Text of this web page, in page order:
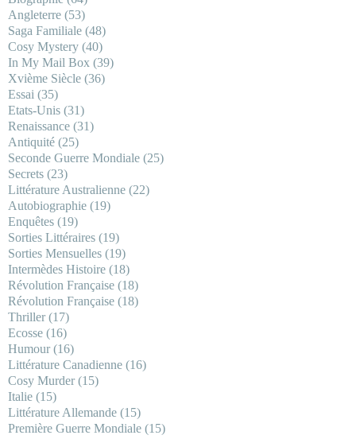
Angleterre (53)
Saga Familiale (48)
Cosy Mystery (40)
In My Mail Box (39)
Xvième Siècle (36)
Essai (35)
Etats-Unis (31)
Renaissance (31)
Antiquité (25)
Seconde Guerre Mondiale (25)
Secrets (23)
Littérature Australienne (22)
Autobiographie (19)
Enquêtes (19)
Sorties Littéraires (19)
Sorties Mensuelles (19)
Intermèdes Histoire (18)
Révolution Française (18)
Révolution Française (18)
Thriller(17)
Ecosse (16)
Humour(16)
Littérature Canadienne (16)
Cosy Murder(15)
Italie (15)
Littérature Allemande (15)
Première Guerre Mondiale (15)